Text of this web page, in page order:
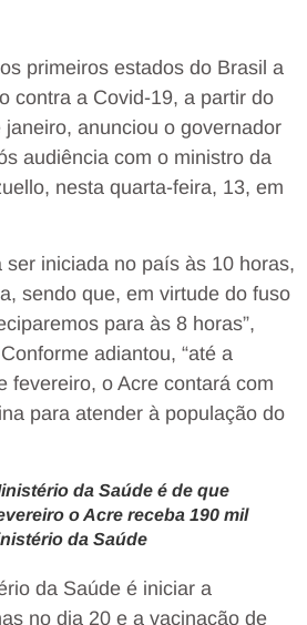
primeiros estados do Brasil a
contra a Covid-19, a partir do
anunciou o governador
audiência com o ministro da
nesta quarta-feira, 13, em
ser iniciada no país às 10 horas,
sendo que, em virtude do fuso
para às 8 horas”,
adiantou, “até a
fevereiro, o Acre contará com
para atender à população do
da Saúde é de que
o Acre receba 190 mil
da Saúde
da Saúde é iniciar a
no dia 20 e a vacinação de